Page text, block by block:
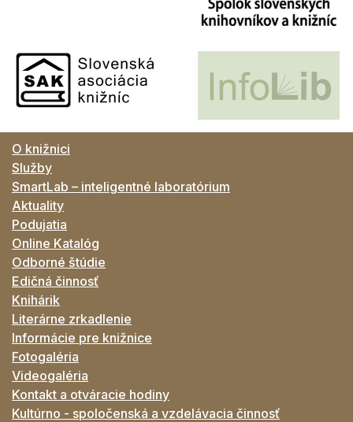
O knižnici
Služby
SmartLab – inteligentné laboratórium
Aktuality
Podujatia
Online Katalóg
Odborné štúdie
Edičná činnosť
Knihárik
Literárne zrkadlenie
Informácie pre knižnice
Fotogaléria
Videogaléria
Kontakt a otváracie hodiny
Kultúrno - spoločenská a vzdelávacia činnosť